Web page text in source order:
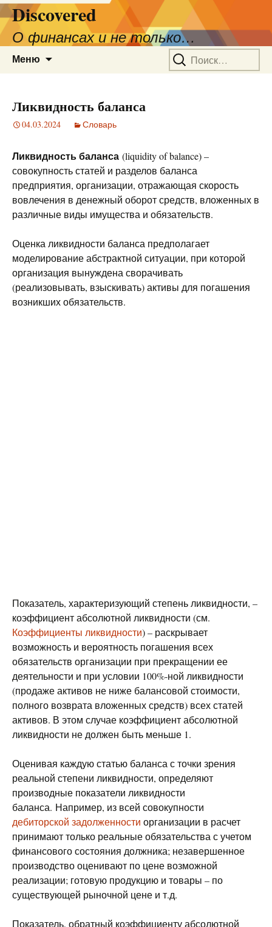
Discovered
О финансах и не только…
Меню Найти:
Ликвидность баланса
04.03.2024 Словарь
Ликвидность баланса (liquidity of balance) –
совокупность статей и разделов баланса
предприятия, организации, отражающая скорость
вовлечения в денежный оборот средств, вложенных в
различные виды имущества и обязательств.
Оценка ликвидности баланса предполагает
моделирование абстрактной ситуации, при которой
организация вынуждена сворачивать
(реализовывать, взыскивать) активы для погашения
возникших обязательств.
Показатель, характеризующий степень ликвидности, –
коэффициент абсолютной ликвидности (см.
Коэффициенты ликвидности) – раскрывает
возможность и вероятность погашения всех
обязательств организации при прекращении ее
деятельности и при условии 100%-ной ликвидности
(продаже активов не ниже балансовой стоимости,
полного возврата вложенных средств) всех статей
активов. В этом случае коэффициент абсолютной
ликвидности не должен быть меньше 1.
Оценивая каждую статью баланса с точки зрения
реальной степени ликвидности, определяют
производные показатели ликвидности
баланса. Например, из всей совокупности
дебиторской задолженности организации в расчет
принимают только реальные обязательства с учетом
финансового состояния должника; незавершенное
производство оценивают по цене возможной
реализации; готовую продукцию и товары – по
существующей рыночной цене и т.д.
Показатель, обратный коэффициенту абсолютной